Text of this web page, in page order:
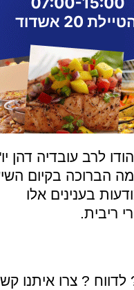
לרב עובדיה דהן
הברוכה בקיום
בענינים אלו
ריבית.
לדווח ? צרו איתנו